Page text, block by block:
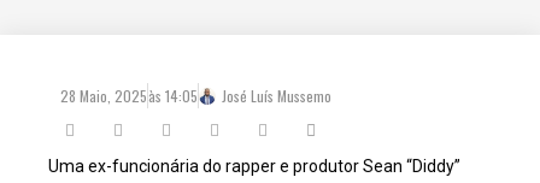
28 Maio, 2025às 14:05 José Luís Mussemo
Uma ex-funcionária do rapper e produtor Sean “Diddy”